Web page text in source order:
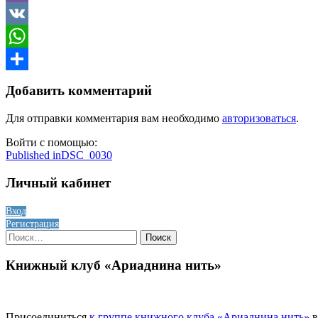
Viber
VK
WhatsApp
Добавить комментарий
Для отправки комментария вам необходимо авторизоваться.
Войти с помощью:
Навигация
по
Published inDSC_0030
Личный кабинет
Вход
Регистрация
Найти:
Книжный клуб «Ариаднина нить»